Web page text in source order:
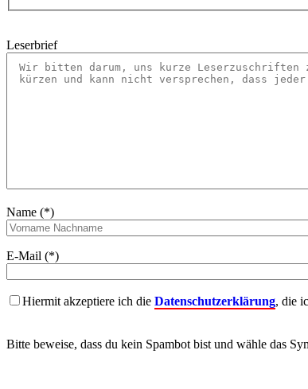
Leserbrief
Name (*)
E-Mail (*)
Hiermit akzeptiere ich die Datenschutzerklärung, die
Bitte beweise, dass du kein Spambot bist und wähle das